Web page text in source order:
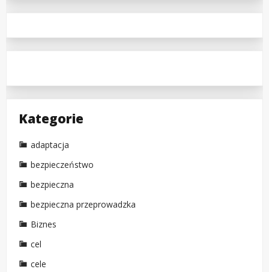
Kategorie
adaptacja
bezpieczeństwo
bezpieczna
bezpieczna przeprowadzka
Biznes
cel
cele